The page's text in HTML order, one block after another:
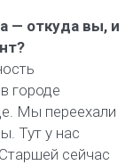
— откуда вы, и
городе
Мы переехали
Тут у нас
сейчас